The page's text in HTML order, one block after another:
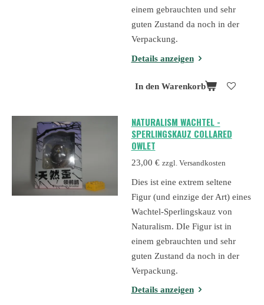
einem gebrauchten und sehr
guten Zustand da noch in der
Verpackung.
Details anzeigen
In den Warenkorb
NATURALISM WACHTEL -
SPERLINGSKAUZ COLLARED
OWLET
23,00 € zzgl. Versandkosten
Dies ist eine extrem seltene
Figur (und einzige der Art) eines
Wachtel-Sperlingskauz von
Naturalism. DIe Figur ist in
einem gebrauchten und sehr
guten Zustand da noch in der
Verpackung.
Details anzeigen